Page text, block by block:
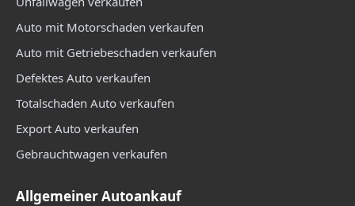
Auto mit Motorschaden verkaufen
Auto mit Getriebeschaden verkaufen
Defektes Auto verkaufen
Totalschaden Auto verkaufen
Export Auto verkaufen
Gebrauchtwagen verkaufen
Allgemeiner Autoankauf